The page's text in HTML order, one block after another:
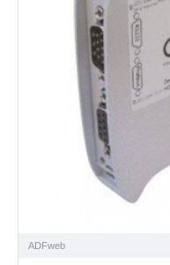
ADFweb